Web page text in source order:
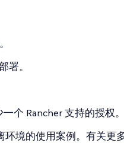
署。
个 Rancher 支持的授权。
境的使用案例。有关更